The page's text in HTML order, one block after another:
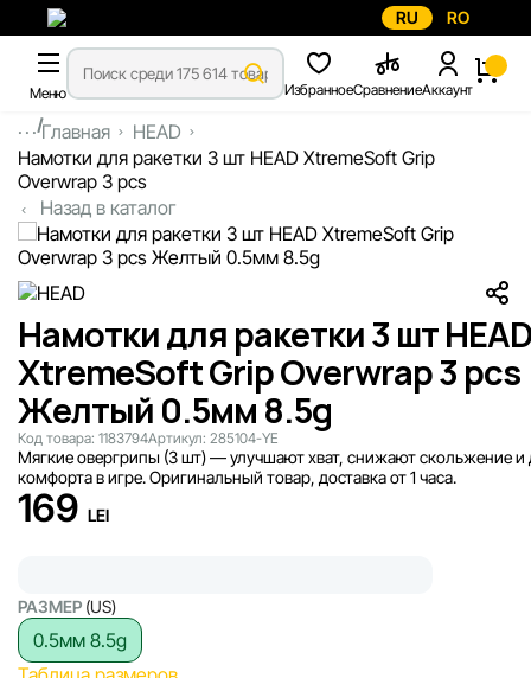
RU RO
Меню ИзбранноеСравнениеАккаунт
...Главная
HEAD
Намотки для ракетки 3 шт HEAD XtremeSoft Grip
Overwrap 3 pcs
Назад в каталог
Намотки для ракетки 3 шт HEAD
XtremeSoft Grip Overwrap 3 pcs
Желтый 0.5мм 8.5g
Код товара: 1183794Артикул: 285104-YE
Мягкие овергрипы (3 шт) — улучшают хват, снижают скольжение и
комфорта в игре. Оригинальный товар, доставка от 1 часа.
169 LEI
РАЗМЕР (US)
0.5мм 8.5g